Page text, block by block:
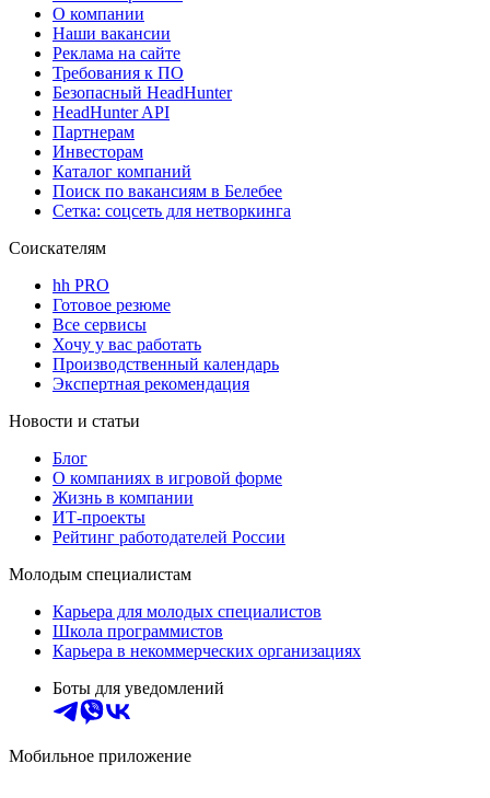
О компании
Наши вакансии
Реклама на сайте
Требования к ПО
Безопасный HeadHunter
HeadHunter API
Партнерам
Инвесторам
Каталог компаний
Поиск по вакансиям в Белебее
Сетка: соцсеть для нетворкинга
Соискателям
hh PRO
Готовое резюме
Все сервисы
Хочу у вас работать
Производственный календарь
Экспертная рекомендация
Новости и статьи
Блог
О компаниях в игровой форме
Жизнь в компании
ИТ-проекты
Рейтинг работодателей России
Молодым специалистам
Карьера для молодых специалистов
Школа программистов
Карьера в некоммерческих организациях
Боты для уведомлений
Мобильное приложение